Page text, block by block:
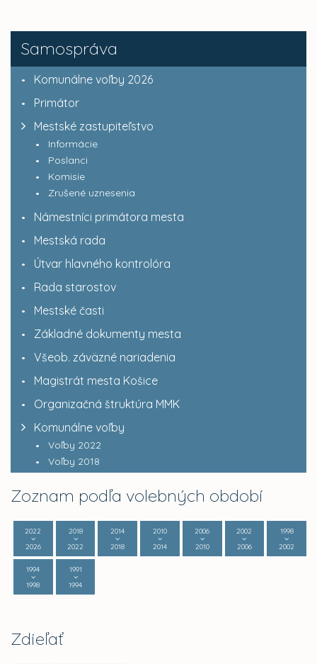
Samospráva
Komunálne voľby 2026
Primátor
Mestské zastupiteľstvo
Informácie
Poslanci
Komisie
Zrušené uznesenia
Námestníci primátora mesta
Mestská rada
Útvar hlavného kontrolóra
Rada starostov
Mestské časti
Základné dokumenty mesta
Všeob. záväzné nariadenia
Magistrát mesta Košice
Organizačná štruktúra MMK
Komunálne voľby
Voľby 2022
Voľby 2018
Zoznam podľa volebných období
2022
2026
2018
2022
2014
2018
2010
2014
2006
2010
2002
2006
1998
2002
1994
1998
1991
1994
Zdieľať